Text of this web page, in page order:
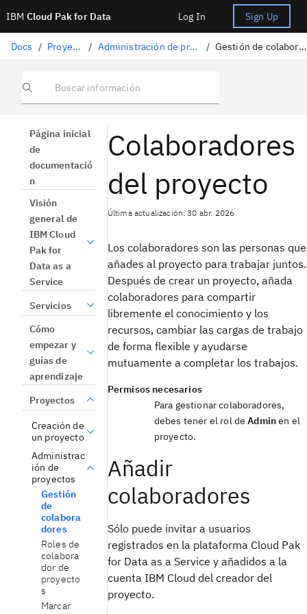
IBM Cloud Pak for Data Log In Sign Up
Docs / Proyectos / Administración de proyectos / Gestión de colaboradores
Buscar información
Página inicial
de
documentació
n
Visión
general de
IBM Cloud
Pak for
Data as a
Service
Servicios
Cómo
empezar y
guías de
aprendizaje
Proyectos
Creación de
un proyecto
Administrac
ión de
proyectos
Gestión
de
colabora
dores
Roles de
colabora
dor de
proyecto
s
Marcar
Colaboradores
del proyecto
Última actualización: 30 abr. 2026
Los colaboradores son las personas que
añades al proyecto para trabajar juntos.
Después de crear un proyecto, añada
colaboradores para compartir
libremente el conocimiento y los
recursos, cambiar las cargas de trabajo
de forma flexible y ayudarse
mutuamente a completar los trabajos.
Permisos necesarios
Para gestionar colaboradores,
debes tener el rol deAdminen el
proyecto.
Añadir
colaboradores
Sólo puede invitar a usuarios
registrados en la plataforma Cloud Pak
for Data as a Service y añadidos a la
cuenta IBM Cloud del creador del
proyecto.